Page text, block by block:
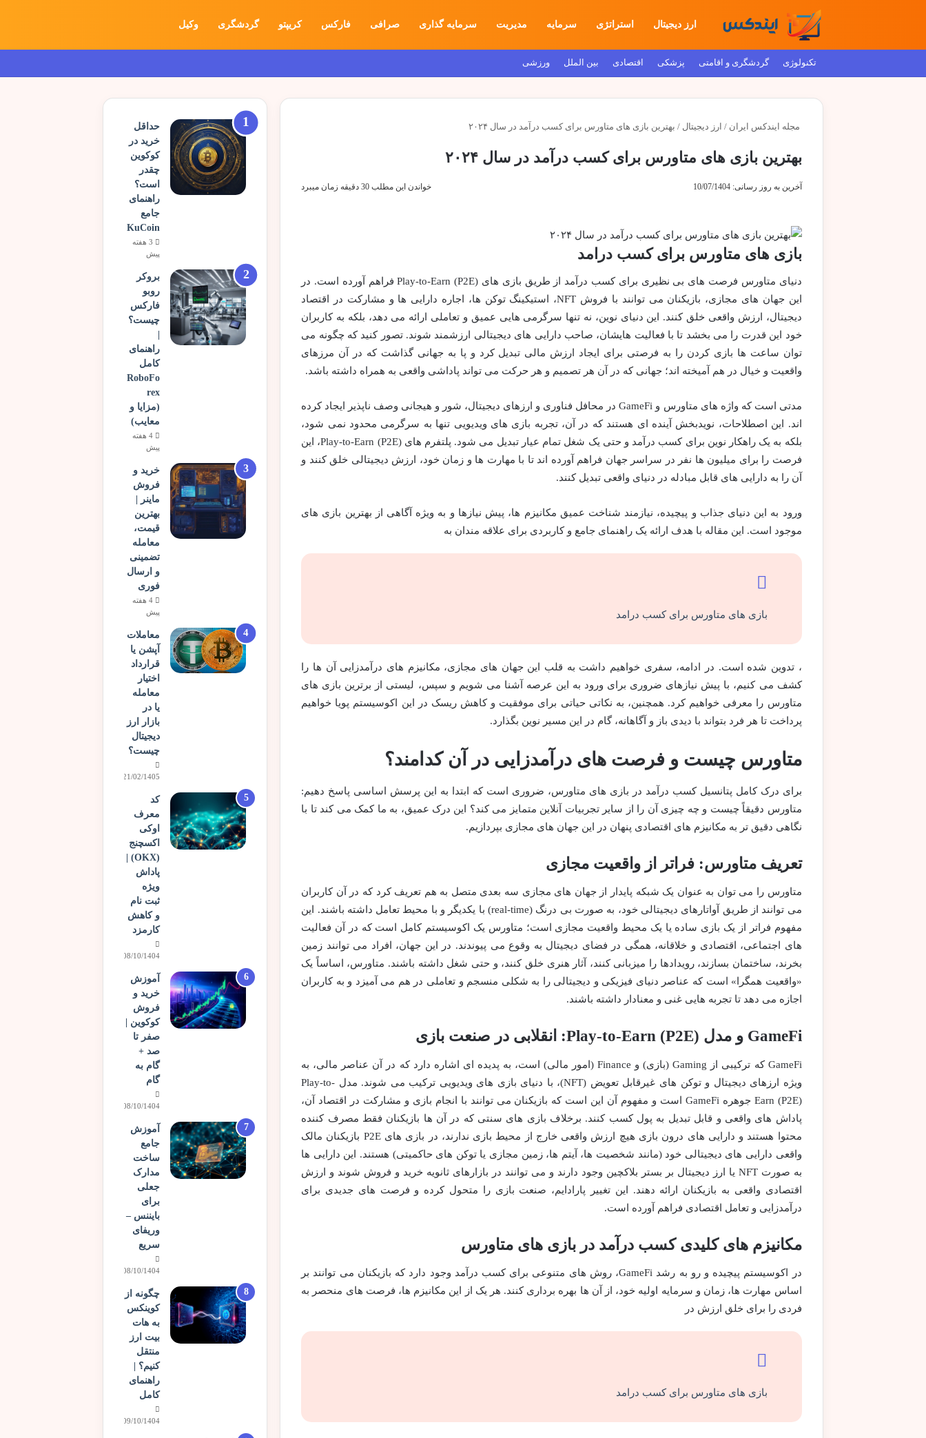
ارز دیجیتال استراتژی سرمایه مدیریت سرمایه گذاری صرافی فارکس کریپتو گردشگری وکیل
تکنولوژی گردشگری و اقامتی پزشکی اقتصادی بین الملل ورزشی
مجله ایندکس ایران / ارز دیجیتال / بهترین بازی های متاورس برای کسب درآمد در سال ۲۰۲۴
بهترین بازی های متاورس برای کسب درآمد در سال ۲۰۲۴
آخرین به روز رسانی: 10/07/1404 خواندن این مطلب 30 دقیقه زمان میبرد
بازی های متاورس برای کسب درامد
دنیای متاورس فرصت های بی نظیری برای کسب درآمد از طریق بازی های Play-to-Earn (P2E) فراهم آورده است. در
این جهان های مجازی، بازیکنان می توانند با فروش NFT، استیکینگ توکن ها، اجاره دارایی ها و مشارکت در اقتصاد
دیجیتال، ارزش واقعی خلق کنند. این دنیای نوین، نه تنها سرگرمی هایی عمیق و تعاملی ارائه می دهد، بلکه به کاربران
خود این قدرت را می بخشد تا با فعالیت هایشان، صاحب دارایی های دیجیتالی ارزشمند شوند. تصور کنید که چگونه می
توان ساعت ها بازی کردن را به فرصتی برای ایجاد ارزش مالی تبدیل کرد و پا به جهانی گذاشت که در آن مرزهای
واقعیت و خیال در هم آمیخته اند؛ جهانی که در آن هر تصمیم و هر حرکت می تواند پاداشی واقعی به همراه داشته باشد.
مدتی است که واژه های متاورس و GameFi در محافل فناوری و ارزهای دیجیتال، شور و هیجانی وصف ناپذیر ایجاد کرده
اند. این اصطلاحات، نویدبخش آینده ای هستند که در آن، تجربه بازی های ویدیویی تنها به سرگرمی محدود نمی شود،
بلکه به یک راهکار نوین برای کسب درآمد و حتی یک شغل تمام عیار تبدیل می شود. پلتفرم های Play-to-Earn (P2E)، این
فرصت را برای میلیون ها نفر در سراسر جهان فراهم آورده اند تا با مهارت ها و زمان خود، ارزش دیجیتالی خلق کنند و
آن را به دارایی های قابل مبادله در دنیای واقعی تبدیل کنند.
ورود به این دنیای جذاب و پیچیده، نیازمند شناخت عمیق مکانیزم ها، پیش نیازها و به ویژه آگاهی از بهترین بازی های
موجود است. این مقاله با هدف ارائه یک راهنمای جامع و کاربردی برای علاقه مندان به
بازی های متاورس برای کسب درامد
، تدوین شده است. در ادامه، سفری خواهیم داشت به قلب این جهان های مجازی، مکانیزم های درآمدزایی آن ها را
کشف می کنیم، با پیش نیازهای ضروری برای ورود به این عرصه آشنا می شویم و سپس، لیستی از برترین بازی های
متاورس را معرفی خواهیم کرد. همچنین، به نکاتی حیاتی برای موفقیت و کاهش ریسک در این اکوسیستم پویا خواهیم
پرداخت تا هر فرد بتواند با دیدی باز و آگاهانه، گام در این مسیر نوین بگذارد.
متاورس چیست و فرصت های درآمدزایی در آن کدامند؟
برای درک کامل پتانسیل کسب درآمد در بازی های متاورس، ضروری است که ابتدا به این پرسش اساسی پاسخ دهیم:
متاورس دقیقاً چیست و چه چیزی آن را از سایر تجربیات آنلاین متمایز می کند؟ این درک عمیق، به ما کمک می کند تا با
نگاهی دقیق تر به مکانیزم های اقتصادی پنهان در این جهان های مجازی بپردازیم.
تعریف متاورس: فراتر از واقعیت مجازی
متاورس را می توان به عنوان یک شبکه پایدار از جهان های مجازی سه بعدی متصل به هم تعریف کرد که در آن کاربران
می توانند از طریق آواتارهای دیجیتالی خود، به صورت بی درنگ (real-time) با یکدیگر و با محیط تعامل داشته باشند. این
مفهوم فراتر از یک بازی ساده یا یک محیط واقعیت مجازی است؛ متاورس یک اکوسیستم کامل است که در آن فعالیت
های اجتماعی، اقتصادی و خلاقانه، همگی در فضای دیجیتال به وقوع می پیوندند. در این جهان، افراد می توانند زمین
بخرند، ساختمان بسازند، رویدادها را میزبانی کنند، آثار هنری خلق کنند، و حتی شغل داشته باشند. متاورس، اساساً یک
«واقعیت همگرا» است که عناصر دنیای فیزیکی و دیجیتالی را به شکلی منسجم و تعاملی در هم می آمیزد و به کاربران
اجازه می دهد تا تجربه هایی غنی و معنادار داشته باشند.
GameFi و مدل Play-to-Earn (P2E): انقلابی در صنعت بازی
GameFi که ترکیبی از Gaming (بازی) و Finance (امور مالی) است، به پدیده ای اشاره دارد که در آن عناصر مالی، به
ویژه ارزهای دیجیتال و توکن های غیرقابل تعویض (NFT)، با دنیای بازی های ویدیویی ترکیب می شوند. مدل Play-to-
Earn (P2E) جوهره GameFi است و مفهوم آن این است که بازیکنان می توانند با انجام بازی و مشارکت در اقتصاد آن،
پاداش های واقعی و قابل تبدیل به پول کسب کنند. برخلاف بازی های سنتی که در آن ها بازیکنان فقط مصرف کننده
محتوا هستند و دارایی های درون بازی هیچ ارزش واقعی خارج از محیط بازی ندارند، در بازی های P2E بازیکنان مالک
واقعی دارایی های دیجیتالی خود (مانند شخصیت ها، آیتم ها، زمین مجازی یا توکن های حاکمیتی) هستند. این دارایی ها
به صورت NFT یا ارز دیجیتال بر بستر بلاکچین وجود دارند و می توانند در بازارهای ثانویه خرید و فروش شوند و ارزش
اقتصادی واقعی به بازیکنان ارائه دهند. این تغییر پارادایم، صنعت بازی را متحول کرده و فرصت های جدیدی برای
درآمدزایی و تعامل اقتصادی فراهم آورده است.
مکانیزم های کلیدی کسب درآمد در بازی های متاورس
در اکوسیستم پیچیده و رو به رشد GameFi، روش های متنوعی برای کسب درآمد وجود دارد که بازیکنان می توانند بر
اساس مهارت ها، زمان و سرمایه اولیه خود، از آن ها بهره برداری کنند. هر یک از این مکانیزم ها، فرصت های منحصر به
فردی را برای خلق ارزش در
بازی های متاورس برای کسب درامد
حداقل
خرید در
کوکوین
چقدر
است؟
راهنمای
جامع
KuCoin
3 هفته
پیش
بروکر
روبو
فارکس
چیست؟
راهنمای
کامل
RoboFo
rex
(مزایا و
معایب)
4 هفته
پیش
خرید و
فروش
ماینر |
بهترین
قیمت،
معامله
تضمینی
و ارسال
فوری
4 هفته
پیش
معاملات
آپشن یا
قرارداد
اختیار
معامله
یا در
بازار ارز
دیجیتال
چیست؟
21/02/1405
کد
معرف
اوکی
اکسچنج
(OKX) |
پاداش
ویژه
ثبت نام
و کاهش
کارمزد
08/10/1404
آموزش
خرید و
فروش
کوکوین |
صفر تا
صد +
گام به
گام
08/10/1404
آموزش
جامع
ساخت
مدارک
جعلی
برای
بایننس –
وریفای
سریع
08/10/1404
چگونه از
کوینکس
به هات
بیت ارز
منتقل
کنیم؟ |
راهنمای
کامل
09/10/1404